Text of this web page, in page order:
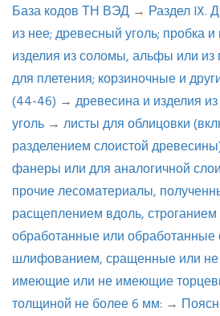
База кодов ТН ВЭД → Раздел IX.
из нее; древесный уголь; пробка и
изделия из соломы, альфы или из
для плетения; корзиночные и
(44-46) → древесина и изделия
уголь → листы для облицовки
разделением слоистой
фанеры или для аналогичной
прочие лесоматериалы,
расщеплением вдоль,
обработанные или обработанные
шлифованием, сращенные или
имеющие или не имеющие
толщиной не более 6 мм: →